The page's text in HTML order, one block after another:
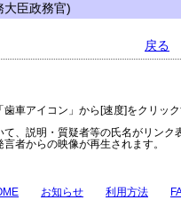
臣政務官)
戻る
歯車アイコン」から[速度]をクリッ
て、説明・質疑者等の氏名がリン
者からの映像が再生されます。
お知らせ 利用方法